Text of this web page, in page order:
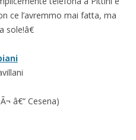
ce l’avremmo mai fatta, ma
â€“ Cesena)